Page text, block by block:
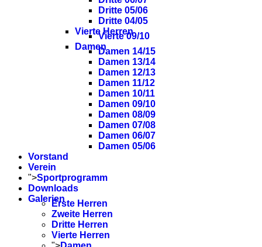
Dritte 05/06
Dritte 04/05
Vierte Herren
Vierte 09/10
DamenDamen 14/15
Damen 13/14
Damen 12/13
Damen 11/12
Damen 10/11
Damen 09/10
Damen 08/09
Damen 07/08
Damen 06/07
Damen 05/06
Vorstand
Verein
">Sportprogramm
Downloads
GalerienErste Herren
Zweite Herren
Dritte Herren
Vierte Herren